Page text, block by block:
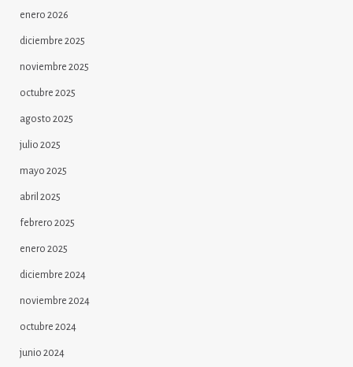
enero 2026
diciembre 2025
noviembre 2025
octubre 2025
agosto 2025
julio 2025
mayo 2025
abril 2025
febrero 2025
enero 2025
diciembre 2024
noviembre 2024
octubre 2024
junio 2024